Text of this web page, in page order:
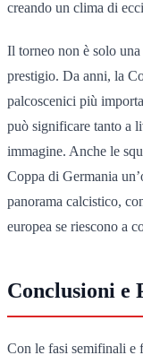
creando un clima di
Il torneo non è solo
prestigio. Da anni, la
palcoscenici più
può significare tanto a
immagine. Anche le
Coppa di Germania
panorama calcistico,
europea se riescono a
Conclusioni e
Con le fasi semifinali e